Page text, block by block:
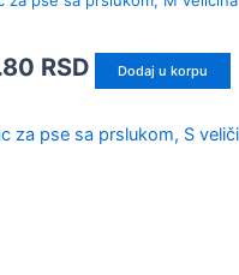
RSD Dodaj u korpu